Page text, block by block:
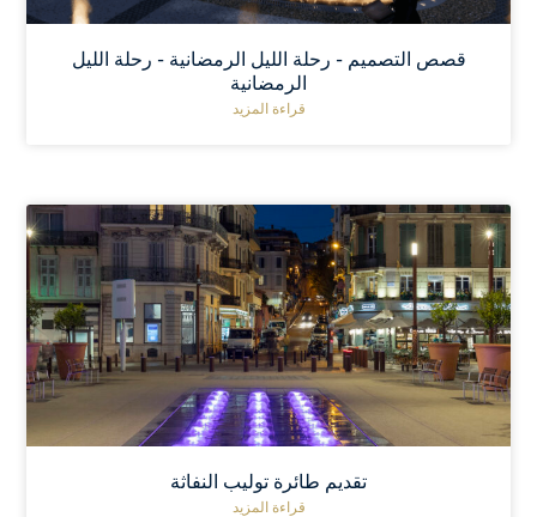
قصص التصميم - رحلة الليل الرمضانية - رحلة الليل
الرمضانية
قراءة المزيد
تقديم طائرة توليب النفاثة
قراءة المزيد